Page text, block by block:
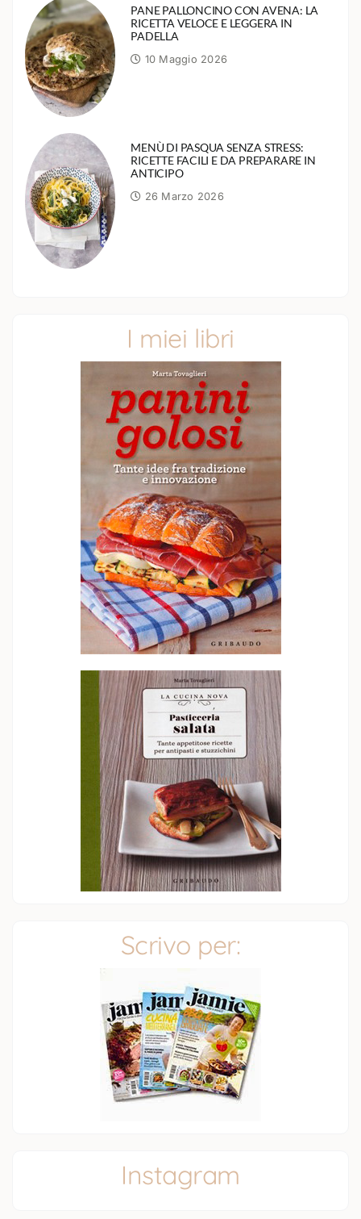
PANE PALLONCINO CON AVENA: LA
RICETTA VELOCE E LEGGERA IN
PADELLA
10 Maggio 2026
MENÙ DI PASQUA SENZA STRESS:
RICETTE FACILI E DA PREPARARE IN
ANTICIPO
26 Marzo 2026
I miei libri
Scrivo per:
Instagram